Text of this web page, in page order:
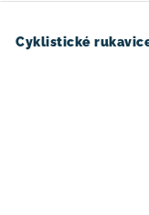
Cyklistické